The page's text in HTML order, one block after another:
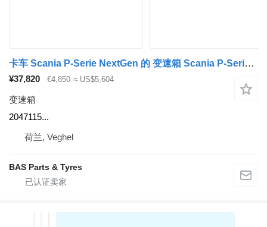
卡车 Scania P-Serie NextGen 的 变速箱 Scania P-Serie NextGen GRSO905R Opticruise GRSO905R Opticruise, Automat 2047115
¥37,820 €4,850 ≈ US$5,604
变速箱
2047115...
荷兰, Veghel
BAS Parts & Tyres